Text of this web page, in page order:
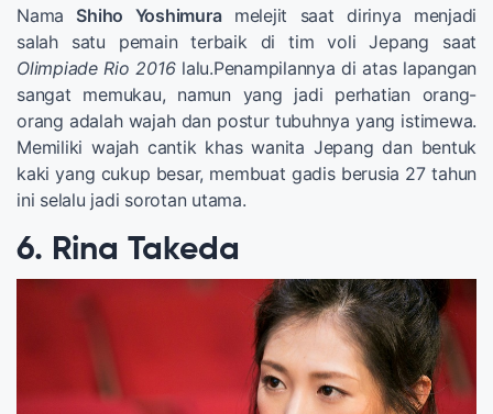
Nama Shiho Yoshimuramelejit saat dirinya menjadi
salah satu pemain terbaik di tim voli Jepang saat
Olimpiade Rio 2016lalu.Penampilannya di atas lapangan
sangat memukau, namun yang jadi perhatian orang-
orang adalah wajah dan postur tubuhnya yang istimewa.
Memiliki wajah cantik khas wanita Jepang dan bentuk
kaki yang cukup besar, membuat gadis berusia 27 tahun
ini selalu jadi sorotan utama.
6. Rina Takeda